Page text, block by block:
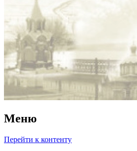
Меню
Перейти к контенту